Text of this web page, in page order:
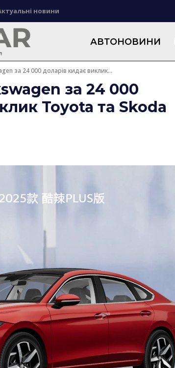
новини
АВТОНОВИНИ
за 24 000 доларів кидає виклик...
за 24 000
Toyota та Skoda